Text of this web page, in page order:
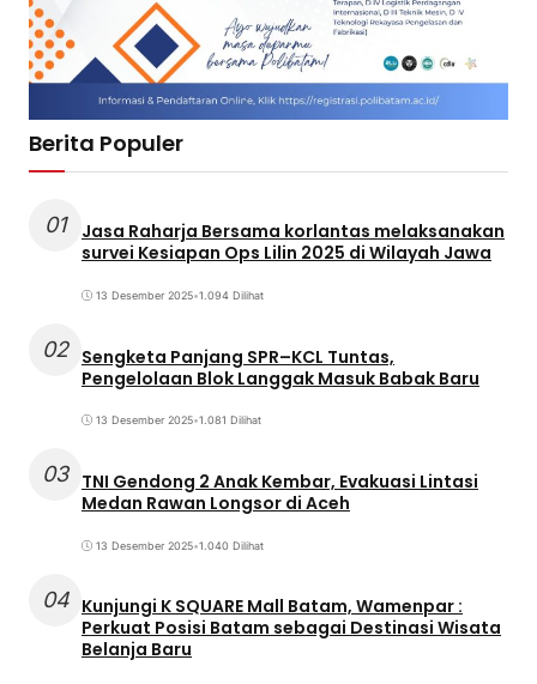
Berita Populer
01
Jasa Raharja Bersama korlantas melaksanakan
survei Kesiapan Ops Lilin 2025 di Wilayah Jawa
13 Desember 2025•1.094 Dilihat
02 Sengketa Panjang SPR–KCL Tuntas,
Pengelolaan Blok Langgak Masuk Babak Baru
13 Desember 2025•1.081 Dilihat
03 TNI Gendong 2 Anak Kembar, Evakuasi Lintasi
Medan Rawan Longsor di Aceh
13 Desember 2025•1.040 Dilihat
04 Kunjungi K SQUARE Mall Batam, Wamenpar :
Perkuat Posisi Batam sebagai Destinasi Wisata
Belanja Baru